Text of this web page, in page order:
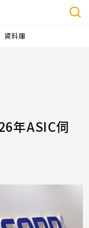
資料庫
年ASIC伺